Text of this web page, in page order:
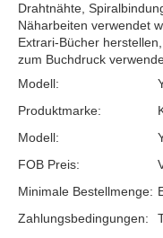
Drahtnähte,
Näharbeiten verwendet
Extrari-Bücher
zum Buchdruck
Modell:
Produktmarke:
Modell:
FOB Preis:
Minimale Bestellmenge:
Zahlungsbedingungen: